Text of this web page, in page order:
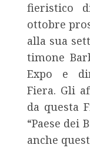
fieristico
ottobre
alla sua
timone
Expo e
Fiera. Gli
da questa
“Paese dei
anche